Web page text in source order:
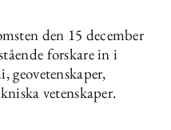
den 15 december
forskare in i
geovetenskaper,
vetenskaper.